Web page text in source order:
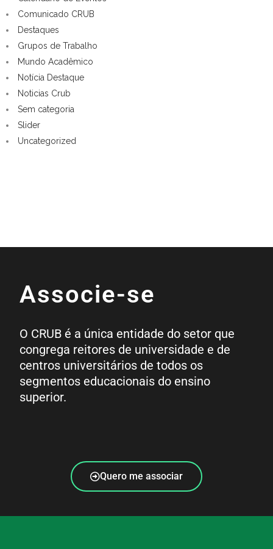
Comunicado CRUB
Destaques
Grupos de Trabalho
Mundo Acadêmico
Notícia Destaque
Noticias Crub
Sem categoria
Slider
Uncategorized
Associe-se
O CRUB é a única entidade do setor que
congrega reitores de universidade e de
centros universitários de todos os
segmentos educacionais do ensino
superior.
Quero me associar